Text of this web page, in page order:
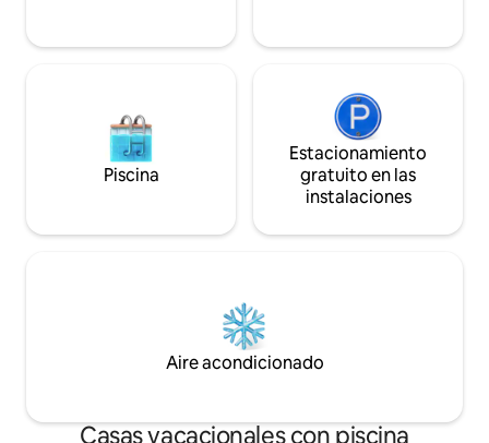
Piscina
Estacionamiento
gratuito en las
instalaciones
Aire acondicionado
Casas vacacionales con piscina